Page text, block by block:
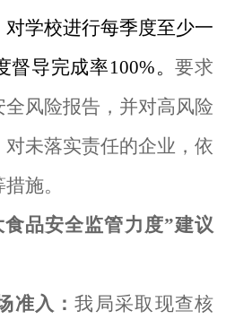
学校进行每季度至少一
督导完成率100%。要求
风险报告，并对高风险
未落实责任的企业，依
施。
食品安全监管力度”建议
准入：我局采取现查核